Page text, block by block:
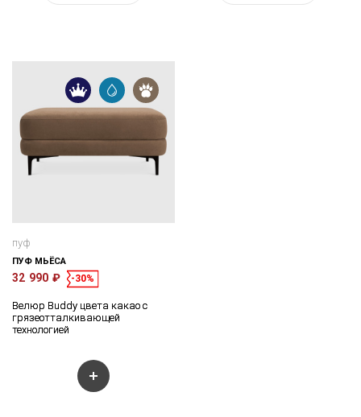
пуф
ПУФ МЬЁСА
32 990 ₽ -30%
Велюр Buddy цвета какао с
грязеотталкивающей
технологией